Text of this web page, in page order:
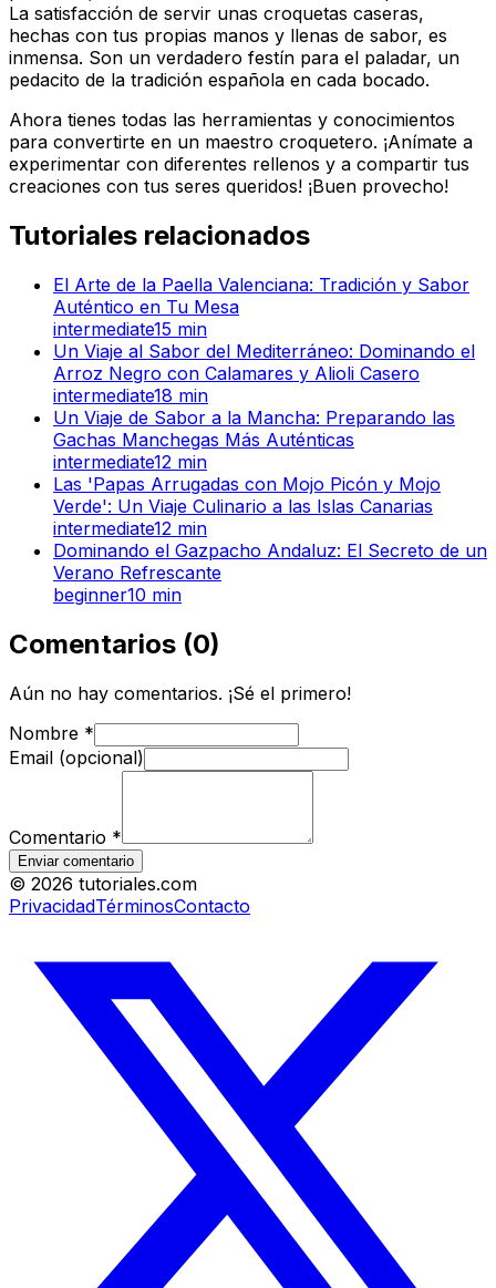
La satisfacción de servir unas croquetas caseras,
hechas con tus propias manos y llenas de sabor, es
inmensa. Son un verdadero festín para el paladar, un
pedacito de la tradición española en cada bocado.
Ahora tienes todas las herramientas y conocimientos
para convertirte en un maestro croquetero. ¡Anímate a
experimentar con diferentes rellenos y a compartir tus
creaciones con tus seres queridos! ¡Buen provecho!
Tutoriales relacionados
El Arte de la Paella Valenciana: Tradición y Sabor
Auténtico en Tu Mesa
intermediate15 min
Un Viaje al Sabor del Mediterráneo: Dominando el
Arroz Negro con Calamares y Alioli Casero
intermediate18 min
Un Viaje de Sabor a la Mancha: Preparando las
Gachas Manchegas Más Auténticas
intermediate12 min
Las 'Papas Arrugadas con Mojo Picón y Mojo
Verde': Un Viaje Culinario a las Islas Canarias
intermediate12 min
Dominando el Gazpacho Andaluz: El Secreto de un
Verano Refrescante
beginner10 min
Comentarios (0)
Aún no hay comentarios. ¡Sé el primero!
Nombre *
Email (opcional)
Comentario *
Enviar comentario
© 2026 tutoriales.com
PrivacidadTérminosContacto